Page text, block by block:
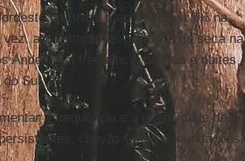
do Brasil e entre 22% a 7% na
aumentarão os períodos de seca na
Andes, e a frequência de dias e noites
do Sul.
a frequência e a intensidade de
chuvas fortes e inundações.